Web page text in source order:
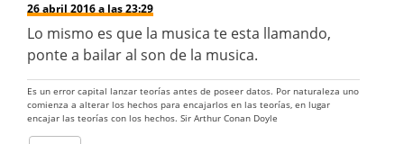
26 abril 2016 a las 23:29
Lo mismo es que la musica te esta llamando,
ponte a bailar al son de la musica.
Es un error capital lanzar teorías antes de poseer datos. Por naturaleza uno
comienza a alterar los hechos para encajarlos en las teorías, en lugar
encajar las teorías con los hechos. Sir Arthur Conan Doyle